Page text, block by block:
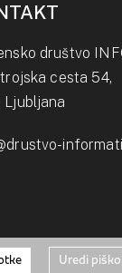
društvo
cesta 54,
Ljubljana
Uredi